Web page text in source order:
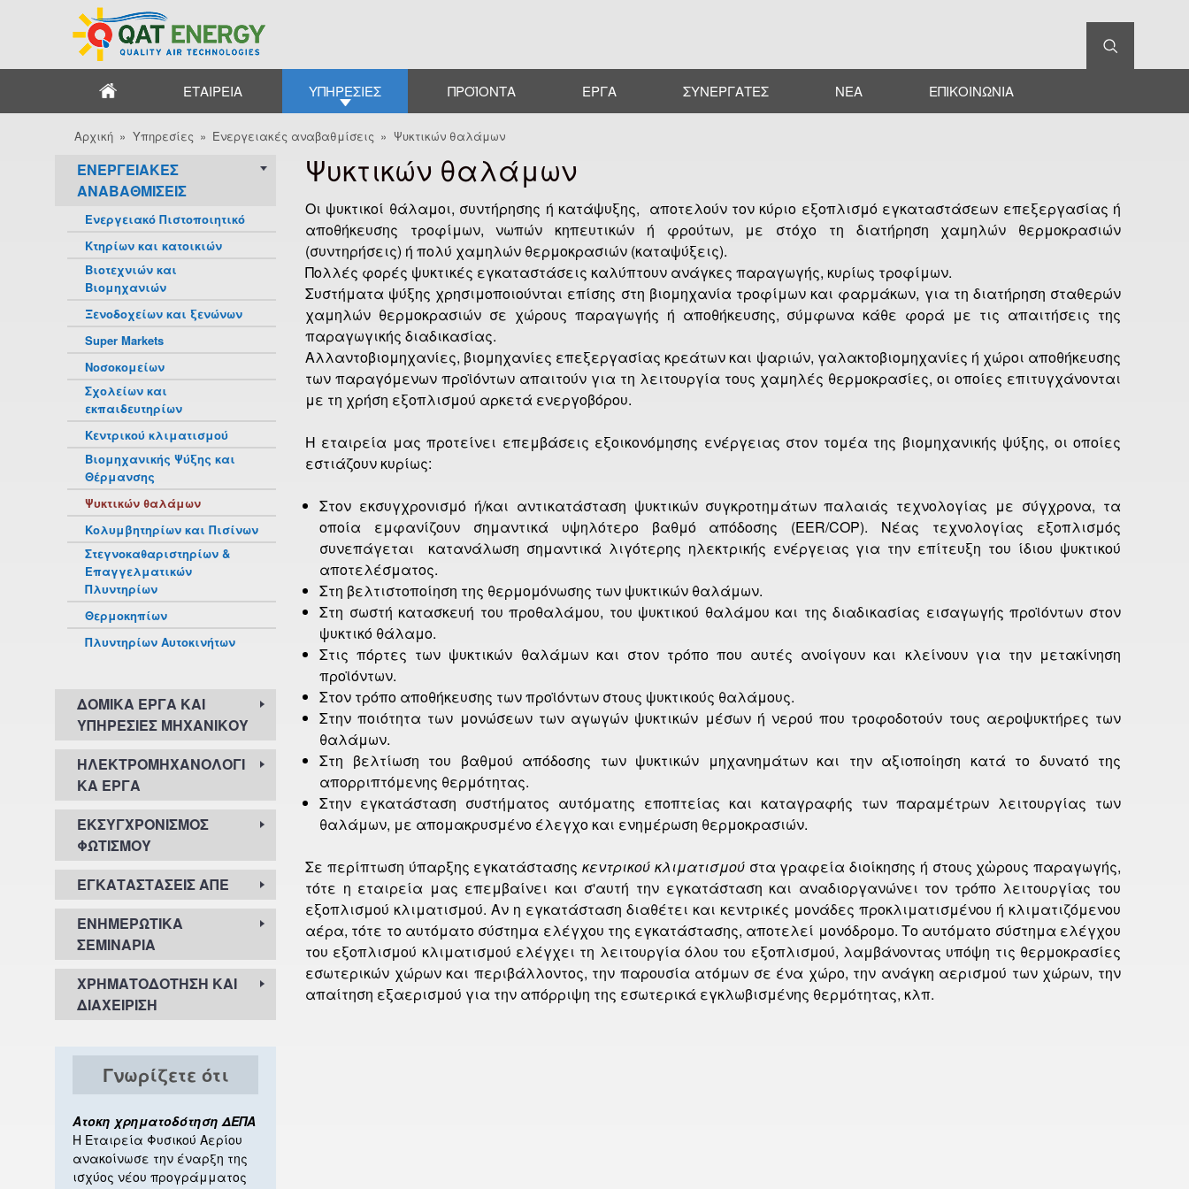
QAT
Energy αναζήτησης
Κύριο μενού
ΑΡΧΙΚΉ ΕΤΑΙΡΕΊΑ ΥΠΗΡΕΣΊΕΣ ΠΡΟΪΌΝΤΑ ΈΡΓΑ ΣΥΝΕΡΓΆΤΕΣ ΝΈΑ ΕΠΙΚΟΙΝΩΝΊΑ
Είστε εδώ
Αρχική » Υπηρεσίες » Ενεργειακές αναβαθμίσεις » Ψυκτικών θαλάμων
Ψυκτικών θαλάμων
Οι ψυκτικοί θάλαμοι, συντήρησης ή κατάψυξης, αποτελούν τον κύριο εξοπλισμό εγκαταστάσεων επεξεργασίας ή
αποθήκευσης τροφίμων, νωπών κηπευτικών ή φρούτων, με στόχο τη διατήρηση χαμηλών θερμοκρασιών
(συντηρήσεις) ή πολύ χαμηλών θερμοκρασιών (καταψύξεις).
Πολλές φορές ψυκτικές εγκαταστάσεις καλύπτουν ανάγκες παραγωγής, κυρίως τροφίμων.
Συστήματα ψύξης χρησιμοποιούνται επίσης στη βιομηχανία τροφίμων και φαρμάκων, για τη διατήρηση σταθερών
χαμηλών θερμοκρασιών σε χώρους παραγωγής ή αποθήκευσης, σύμφωνα κάθε φορά με τις απαιτήσεις της
παραγωγικής διαδικασίας.
Αλλαντοβιομηχανίες, βιομηχανίες επεξεργασίας κρεάτων και ψαριών, γαλακτοβιομηχανίες ή χώροι αποθήκευσης
των παραγόμενων προϊόντων απαιτούν για τη λειτουργία τους χαμηλές θερμοκρασίες, οι οποίες επιτυγχάνονται
με τη χρήση εξοπλισμού αρκετά ενεργοβόρου.
Η εταιρεία μας προτείνει επεμβάσεις εξοικονόμησης ενέργειας στον τομέα της βιομηχανικής ψύξης, οι οποίες
εστιάζουν κυρίως:
Στον εκσυγχρονισμό ή/και αντικατάσταση ψυκτικών συγκροτημάτων παλαιάς τεχνολογίας με σύγχρονα, τα
οποία εμφανίζουν σημαντικά υψηλότερο βαθμό απόδοσης (EER/COP). Νέας τεχνολογίας εξοπλισμός
συνεπάγεται κατανάλωση σημαντικά λιγότερης ηλεκτρικής ενέργειας για την επίτευξη του ίδιου ψυκτικού
αποτελέσματος.
Στη βελτιστοποίηση της θερμομόνωσης των ψυκτικών θαλάμων.
Στη σωστή κατασκευή του προθαλάμου, του ψυκτικού θαλάμου και της διαδικασίας εισαγωγής προϊόντων στον
ψυκτικό θάλαμο.
Στις πόρτες των ψυκτικών θαλάμων και στον τρόπο που αυτές ανοίγουν και κλείνουν για την μετακίνηση
προϊόντων.
Στον τρόπο αποθήκευσης των προϊόντων στους ψυκτικούς θαλάμους.
Στην ποιότητα των μονώσεων των αγωγών ψυκτικών μέσων ή νερού που τροφοδοτούν τους αεροψυκτήρες των
θαλάμων.
Στη βελτίωση του βαθμού απόδοσης των ψυκτικών μηχανημάτων και την αξιοποίηση κατά το δυνατό της
απορριπτόμενης θερμότητας.
Στην εγκατάσταση συστήματος αυτόματης εποπτείας και καταγραφής των παραμέτρων λειτουργίας των
θαλάμων, με απομακρυσμένο έλεγχο και ενημέρωση θερμοκρασιών.
Σε περίπτωση ύπαρξης εγκατάστασης κεντρικού κλιματισμούστα γραφεία διοίκησης ή στους χὠρους παραγωγής,
τότε η εταιρεία μας επεμβαίνει και σ'αυτή την εγκατάσταση και αναδιοργανώνει τον τρόπο λειτουργίας του
εξοπλισμού κλιματισμού. Αν η εγκατάσταση διαθέτει και κεντρικές μονάδες προκλιματισμένου ή κλιματιζόμενου
αέρα, τότε το αυτόματο σύστημα ελέγχου της εγκατάστασης, αποτελεί μονόδρομο. Το αυτόματο σύστημα ελέγχου
του εξοπλισμού κλιματισμού ελέγχει τη λειτουργία όλου του εξοπλισμού, λαμβάνοντας υπόψη τις θερμοκρασίες
εσωτερικών χώρων και περιβάλλοντος, την παρουσία ατόμων σε ένα χώρο, την ανάγκη αερισμού των χώρων, την
απαίτηση εξαερισμού για την απόρριψη της εσωτερικά εγκλωβισμένης θερμότητας, κλπ.
ΕΝΕΡΓΕΙΑΚΈΣ
ΑΝΑΒΑΘΜΊΣΕΙΣ
Ενεργειακό Πιστοποιητικό
Κτηρίων και κατοικιών
Βιοτεχνιών και
Βιομηχανιών
Ξενοδοχείων και ξενώνων
Super Markets
Νοσοκομείων
Σχολείων και
εκπαιδευτηρίων
Κεντρικού κλιματισμού
Βιομηχανικής Ψύξης και
Θέρμανσης
Ψυκτικών θαλάμων
Κολυμβητηρίων και Πισίνων
Στεγνοκαθαριστηρίων &
Επαγγελματικών
Πλυντηρίων
Θερμοκηπίων
Πλυντηρίων Αυτοκινήτων
ΔΟΜΙΚΆ ΈΡΓΑ ΚΑΙ
ΥΠΗΡΕΣΊΕΣ ΜΗΧΑΝΙΚΟΎ
ΗΛΕΚΤΡΟΜΗΧΑΝΟΛΟΓΙ
ΚΆ ΈΡΓΑ
ΕΚΣΥΓΧΡΟΝΙΣΜΌΣ
ΦΩΤΙΣΜΟΎ
ΕΓΚΑΤΑΣΤΆΣΕΙΣ ΑΠΕ
ΕΝΗΜΕΡΩΤΙΚΆ
ΣΕΜΙΝΆΡΙΑ
ΧΡΗΜΑΤΟΔΌΤΗΣΗ ΚΑΙ
ΔΙΑΧΕΊΡΙΣΗ
Γνωρίζετε ότι
Ατοκη χρηματοδότηση ΔΕΠΑ
Η Εταιρεία Φυσικού Αερίου
ανακοίνωσε την έναρξη της
ισχύος νέου προγράμματος